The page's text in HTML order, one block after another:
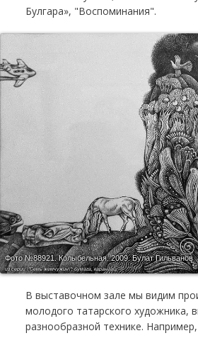
Булгара», "Воспоминания".
Фото №88921.Колыбельная. 2009. Булат Гильванов
из серии \"Семь жемчужин\"; бумага, карандаш
В выставочном зале мы видим
молодого татарского художника,
разнообразной технике.